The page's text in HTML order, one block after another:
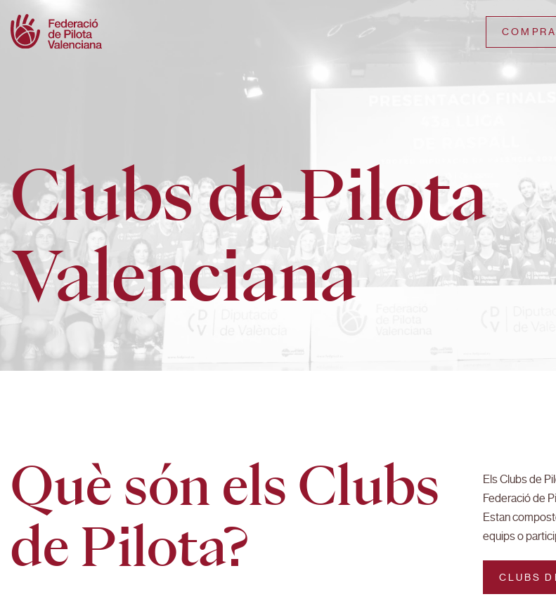
content
Clubs de Pilota
Valenciana
Què són els Clubs
de Pilota?
Els Clubs de
Federació de
Estan
equips o
CLUBS